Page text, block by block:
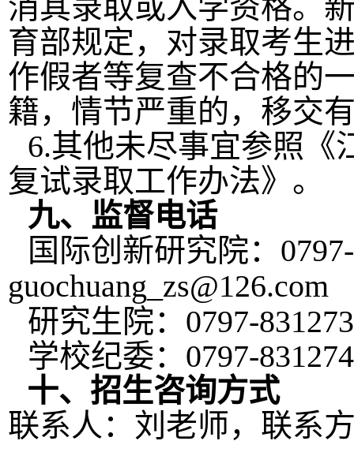
消其录取或入学资格。
育部规定，对录取考生
作假者等复查不合格的
籍，情节严重的，移交
6.其他未尽事宜参照《
复试录取工作办法》。
九、监督电话
国际创新研究院：
guochuang_zs@126.com
研究生院： 0797-
学校纪委： 0797-
十、 招生咨询方式
联系人：刘老师，联系